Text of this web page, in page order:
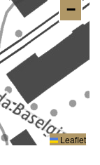
−
Leaflet